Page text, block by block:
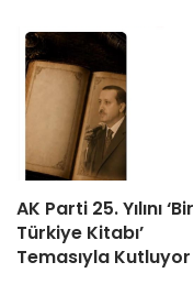
AK Parti 25. Yılını ‘Bir
Türkiye Kitabı’
Temasıyla Kutluyor